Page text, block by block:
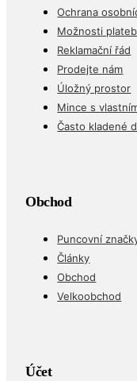
Ochrana
Možnosti
Reklamační řád
Prodejte nám
Úložný prostor
Mince s
Často kladené
Obchod
Puncovní
Články
Obchod
Velkoobchod
Účet